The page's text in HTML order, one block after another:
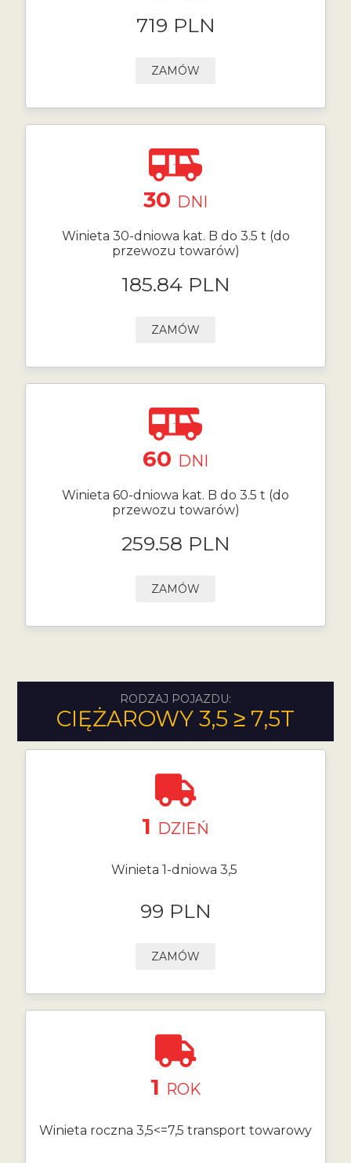
719 PLN
ZAMÓW
30 DNI
Winieta 30-dniowa kat. B do 3.5 t (do
przewozu towarów)
185.84 PLN
ZAMÓW
60 DNI
Winieta 60-dniowa kat. B do 3.5 t (do
przewozu towarów)
259.58 PLN
ZAMÓW
RODZAJ POJAZDU:
CIĘŻAROWY 3,5 ≥ 7,5T
1 DZIEŃ
Winieta 1-dniowa 3,5
99 PLN
ZAMÓW
1 ROK
Winieta roczna 3,5<=7,5 transport towarowy